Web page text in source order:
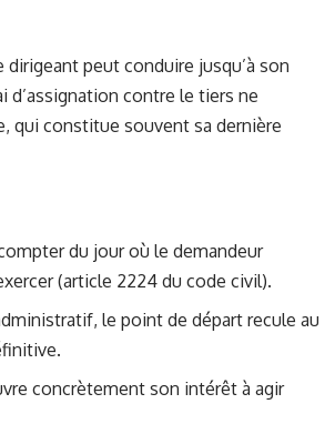
peut conduire jusqu’à son
contre le tiers ne
, qui constitue souvent sa dernière
du jour où le demandeur
(article 2224 du code civil).
le point de départ recule au
concrètement son intérêt à agir